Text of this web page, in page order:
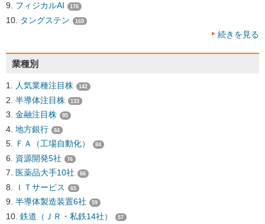
フィジカルAI 176
タングステン 169
続きを見る
業種別
人気業種注目株 142
半導体注目株 133
金融注目株 95
地方銀行 84
ＦＡ（工場自動化） 84
資源開発5社 76
医薬品大手10社 66
ＩＴサービス 65
半導体製造装置6社 59
鉄道（ＪＲ・私鉄14社） 57